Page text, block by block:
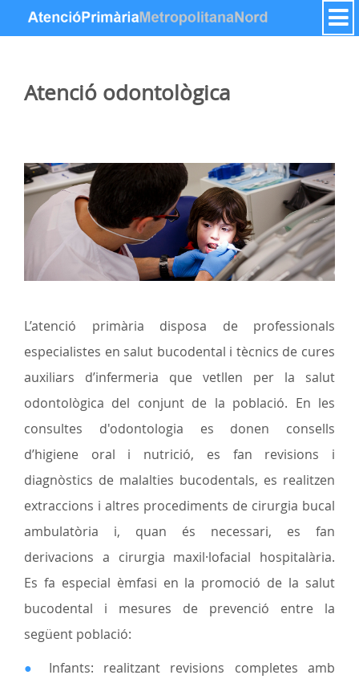
Skip to Content
Atenció odontològica
L’atenció primària disposa de professionals
especialistes en salut bucodental i tècnics de cures
auxiliars d’infermeria que vetllen per la salut
odontològica del conjunt de la població. En les
consultes d'odontologia es donen consells
d’higiene oral i nutrició, es fan revisions i
diagnòstics de malalties bucodentals, es realitzen
extraccions i altres procediments de cirurgia bucal
ambulatòria i, quan és necessari, es fan
derivacions a cirurgia maxil·lofacial hospitalària.
Es fa especial èmfasi en la promoció de la salut
bucodental i mesures de prevenció entre la
següent població:
● Infants: realitzant revisions completes amb